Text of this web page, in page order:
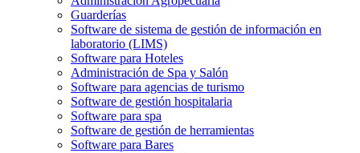
Guarderías
Software de sistema de gestión de información en
laboratorio (LIMS)
Software para Hoteles
Administración de Spa y Salón
Software para agencias de turismo
Software de gestión hospitalaria
Software para spa
Software de gestión de herramientas
Software para Bares